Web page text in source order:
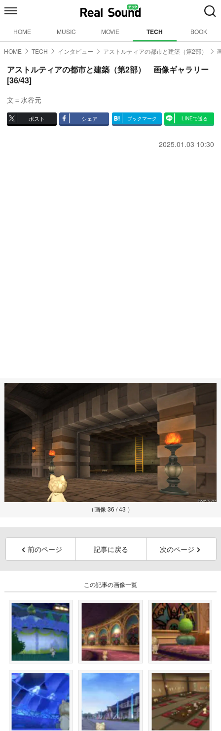
HOME MUSIC MOVIE TECH BOOK
HOME TECH インタビュー アストルティアの都市と建築（第2部）
アストルティアの都市と建築（第2部） 画像ギャラリー
[36/43]
文＝水谷元
ポスト シェア ブックマーク LINEで送る
2025.01.03 10:30
（画像 36 / 43 ）
前のページ 記事に戻る 次のページ
この記事の画像一覧